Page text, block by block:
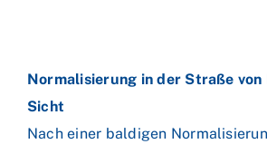
Normalisierung in der Straße von
Sicht
Nach einer baldigen